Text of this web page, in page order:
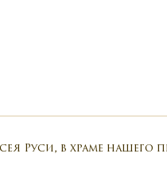
Руси, в храме нашего